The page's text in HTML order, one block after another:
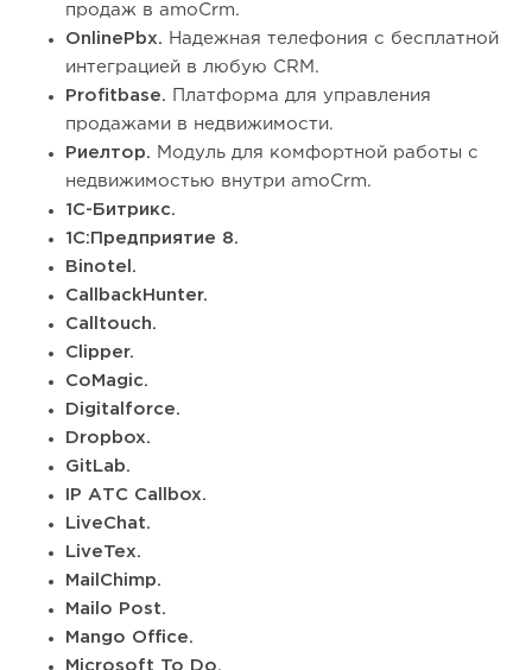
продаж в amoCrm.
OnlinePbx.
Надежная телефония с бесплатной
интеграцией в любую CRM.
Profitbase.
Платформа для управления
продажами в недвижимости.
Риелтор.
Модуль для комфортной работы с
недвижимостью внутри amoCrm.
1С-Битрикс.
1С:Предприятие 8.
Binotel.
CallbackHunter.
Calltouch.
Clipper.
CoMagic.
Digitalforce.
Dropbox.
GitLab.
IP АТС Callbox.
LiveChat.
LiveTex.
MailChimp.
Mailo Post.
Mango Office.
Microsoft To Do.